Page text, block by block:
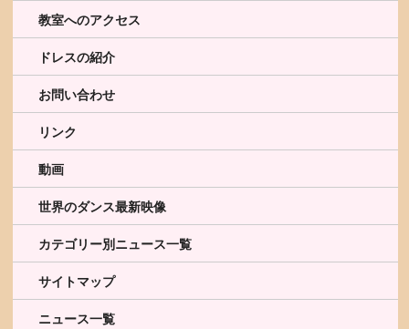
教室へのアクセス
ドレスの紹介
お問い合わせ
リンク
動画
世界のダンス最新映像
カテゴリー別ニュース一覧
サイトマップ
ニュース一覧